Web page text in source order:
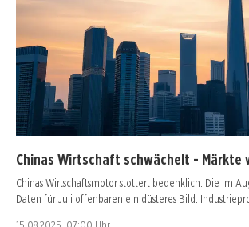
Chinas Wirtschaft schwächelt - Märkte
Chinas Wirtschaftsmotor stottert bedenklich. Die im
Daten für Juli offenbaren ein düsteres Bild: